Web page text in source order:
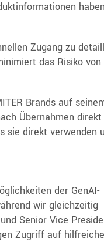
Zugang zu
das Risiko von
Brands auf
Übernahmen
sie direkt verwenden
der GenAI-
wir gleichzeitig
Senior Vice
Zugriff auf hilfreiche